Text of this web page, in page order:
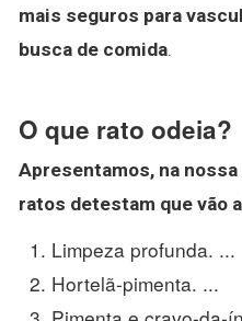
mais seguros para
busca de comida.
O que rato odeia?
Apresentamos, na
ratos detestam que vão
Limpeza profunda. ...
Hortelã-pimenta. ...